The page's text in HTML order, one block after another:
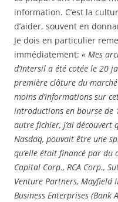
information. C’est la
d’aider, souvent en
Je dois en particulier
immédiatement: « Mes
d’Intersil a été cotée le 20
première clôture du
moins d’informations sur
introductions en bourse de
autre fichier, j’ai découvert
Nasdaq, pouvait être une
qu’elle était financé par du
Capital Corp., RCA Corp.,
Venture Partners, Mayfield
Business Enterprises (Bank